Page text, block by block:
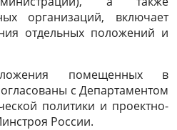
организаций, включает
отдельных положений и
помещенных в
с Департаментом
политики и проектно-
России.